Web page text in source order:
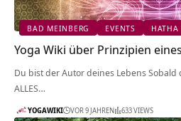
BAD MEINBERG EVENTS HATHA
Yoga Wiki über Prinzipien
Du bist der Autor deines Lebens
ALLES…
YOGAWIKI VOR 9 JAHREN 633 VIEWS